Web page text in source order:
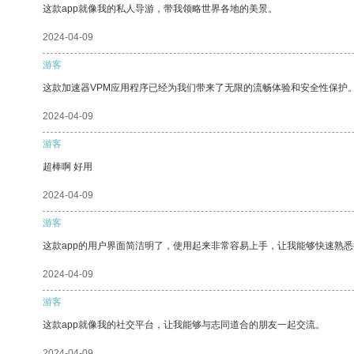
这款app就像我的私人导游，带我领略世界各地的美景。
2024-04-09
游客
这款加速器VPM应用程序已经为我们带来了无限的流畅体验和安全性保护。
2024-04-09
游客
超棒啊 好用
2024-04-09
游客
这款app的用户界面简洁明了，使用起来非常容易上手，让我能够快速熟悉
2024-04-09
游客
这款app就像我的社交平台，让我能够与志同道合的朋友一起交流。